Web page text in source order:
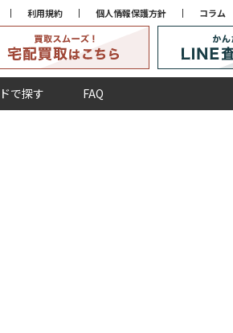
利用規約 個人情報保護方針 コラム
で探す FAQ